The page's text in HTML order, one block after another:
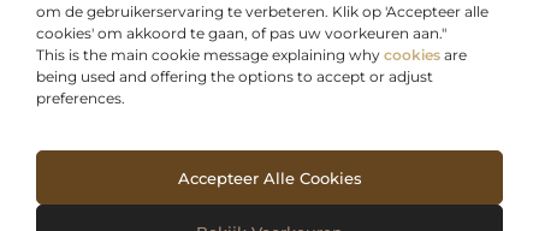
om de gebruikerservaring te verbeteren. Klik op 'Accepteer alle
cookies' om akkoord te gaan, of pas uw voorkeuren aan."
This is the main cookie message explaining why cookies are
being used and offering the options to accept or adjust
preferences.
Accepteer Alle Cookies
Onze informatie
Website index Cookiebeleid (EU)
@2025 www.motograndprix.nl. All Right Reserved.